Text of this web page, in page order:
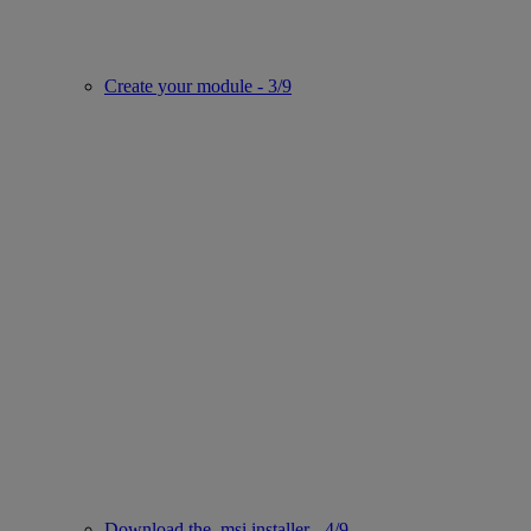
Create your module - 3/9